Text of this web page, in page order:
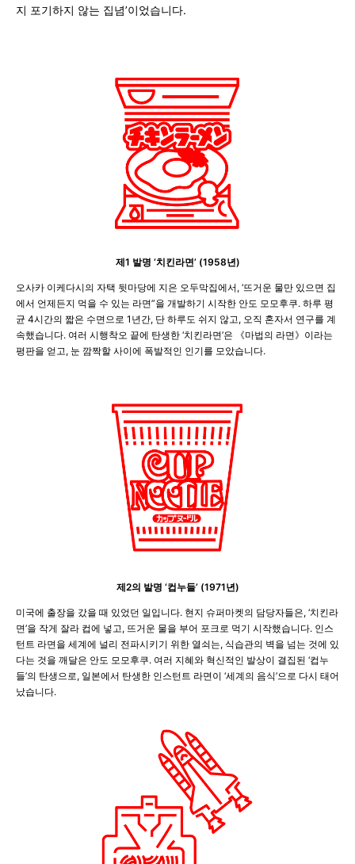
지 포기하지 않는 집념’이었습니다.
제1 발명 ‘치킨라면’ (1958년)
오사카 이케다시의 자택 뒷마당에 지은 오두막집에서, ‘뜨거운 물만 있으면 집
에서 언제든지 먹을 수 있는 라면”을 개발하기 시작한 안도 모모후쿠. 하루 평
균 4시간의 짧은 수면으로 1년간, 단 하루도 쉬지 않고, 오직 혼자서 연구를 계
속했습니다. 여러 시행착오 끝에 탄생한 ‘치킨라면’은 《마법의 라면》이라는
평판을 얻고, 눈 깜짝할 사이에 폭발적인 인기를 모았습니다.
제2의 발명 ‘컵누들’ (1971년)
미국에 출장을 갔을 때 있었던 일입니다. 현지 슈퍼마켓의 담당자들은, ‘치킨라
면’을 작게 잘라 컵에 넣고, 뜨거운 물을 부어 포크로 먹기 시작했습니다. 인스
턴트 라면을 세계에 널리 전파시키기 위한 열쇠는, 식습관의 벽을 넘는 것에 있
다는 것을 깨달은 안도 모모후쿠. 여러 지혜와 혁신적인 발상이 결집된 ‘컵누
들’의 탄생으로, 일본에서 탄생한 인스턴트 라면이 ‘세계의 음식’으로 다시 태어
났습니다.